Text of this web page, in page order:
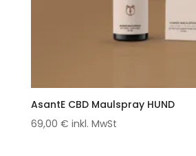
AsantE CBD Maulspray HUND
69,00 € inkl. MwSt